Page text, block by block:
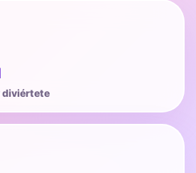
diviértete